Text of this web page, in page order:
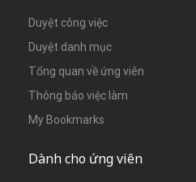
Duyệt công việc
Duyệt danh mục
Tổng quan về ứng viên
Thông báo việc làm
My Bookmarks
Dành cho ứng viên